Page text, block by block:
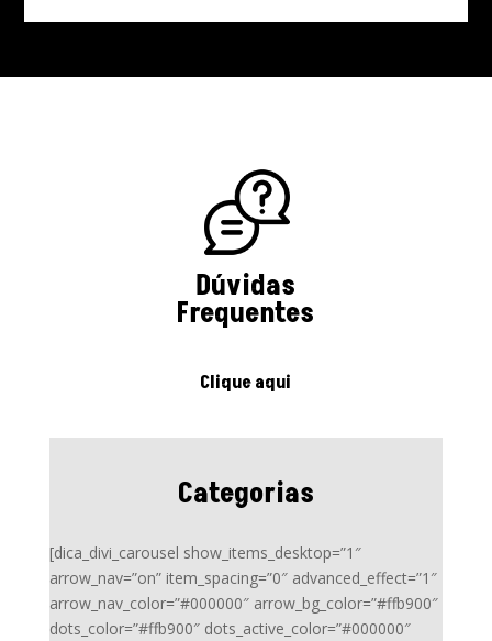
Dúvidas
Frequentes
Clique aqui
Categorias
[dica_divi_carousel show_items_desktop=”1″
arrow_nav=”on” item_spacing=”0″ advanced_effect=”1″
arrow_nav_color=”#000000″ arrow_bg_color=”#ffb900″
dots_color=”#ffb900″ dots_active_color=”#000000″